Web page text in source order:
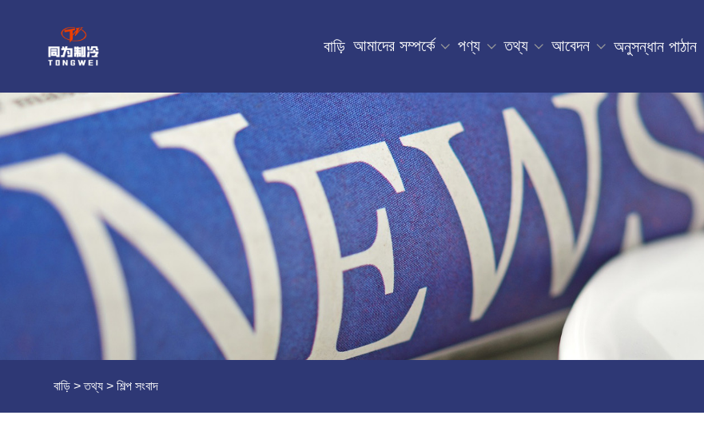
বাড়ি আমাদের সম্পর্কে পণ্য তথ্য আবেদন অনুসন্ধান পাঠান
বাড়ি > তথ্য >শিল্প সংবাদ